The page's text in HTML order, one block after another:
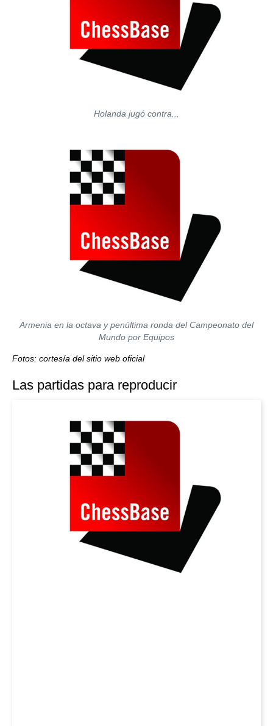
Holanda jugó contra...
Armenia en la octava y penúltima ronda del Campeonato del
Mundo por Equipos
Fotos: cortesía del sitio web oficial
Las partidas para reproducir